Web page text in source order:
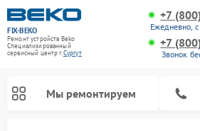
FIX-BEKO
Ремонт устройств Beko
Специализированный
cервисный центр г.Сургут
+7
Ежедневно,
+7
Звонок
Мы ремонтируем